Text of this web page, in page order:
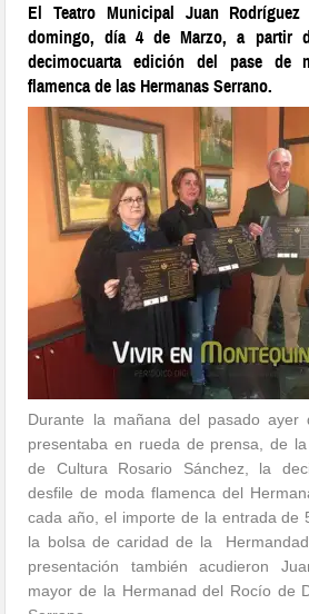
El Teatro Municipal Juan Rodríguez
domingo, día 4 de Marzo, a partir
decimocuarta edición del pase de
flamenca de las Hermanas Serrano.
Durante la mañana del pasado
presentaba en rueda de prensa, de
de Cultura Rosario Sánchez, la
desfile de moda flamenca del
cada año, el importe de la entrada de
la bolsa de caridad de la
presentación también acudieron
mayor de la Hermanad del Rocío de